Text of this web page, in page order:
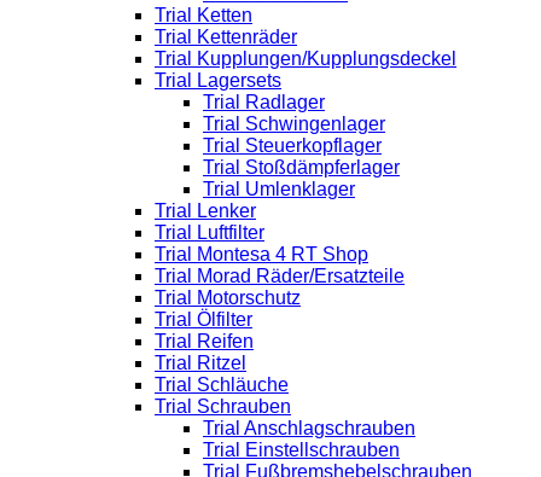
Trial Ketten
Trial Kettenräder
Trial Kupplungen/Kupplungsdeckel
Trial Lagersets
Trial Radlager
Trial Schwingenlager
Trial Steuerkopflager
Trial Stoßdämpferlager
Trial Umlenklager
Trial Lenker
Trial Luftfilter
Trial Montesa 4 RT Shop
Trial Morad Räder/Ersatzteile
Trial Motorschutz
Trial Ölfilter
Trial Reifen
Trial Ritzel
Trial Schläuche
Trial Schrauben
Trial Anschlagschrauben
Trial Einstellschrauben
Trial Fußbremshebelschrauben